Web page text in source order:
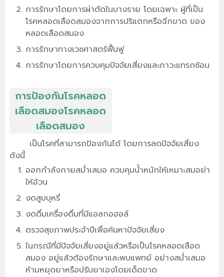
การรักษาโดยการผ่าตัดในบางราย โดยเฉพาะ ผู้ที่เป็น
โรคหลอดเลือดสมองจากการปริแตกหรือฉีกขาด ของ
หลอดเลือดสมอง
การรักษาทางเวชศาสตร์ฟื้นฟู
การรักษาโดยการควบคุมปัจจัยเสี่ยงและภาวะแทรกซ้อน
การป้องกันโรคหลอด
เลือดสมองโรคหลอด
เลือดสมอง
เป็นโรคที่สามารถป้องกันได้ โดยการลดปัจจัยเสี่ยง
ดังนี้
ออกกำลังกายสม่ำเสมอ ควบคุมน้ำหนักให้เหมาะสมอย่า
ให้อ้วน
งดสูบบุหรี่
งดดื่มเครื่องดื่มที่มีแอลกอฮอล์
ตรวจสุขภาพประจำปีเพื่อค้นหาปัจจัยเสี่ยง
ในกรณีที่มีปัจจัยเสี่ยงอยู่แล้วหรือเป็นโรคหลอดเลือด
สมอง อยู่แล้วต้องรักษาและพบแพทย์ อย่างสม่ำเสมอ
ห้ามหยุดยาหรือปรับยาเองโดยเด็ดขาด